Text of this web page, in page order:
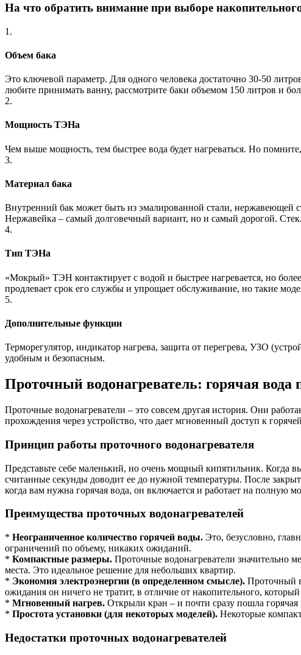
На что обратить внимание при выборе
1.
Объем бака
Это ключевой параметр. Для одного человека достаточно 30-50
любите принимать ванну, рассмотрите баки объемом 150 литров и
2.
Мощность ТЭНа
Чем выше мощность, тем быстрее вода будет нагреваться. Но
3.
Материал бака
Внутренний бак может быть из эмалированной стали, нержавеющей
Нержавейка – самый долговечный вариант, но и самый дорогой.
4.
Тип ТЭНа
«Мокрый» ТЭН контактирует с водой и быстрее нагревается, но
продлевает срок его службы и упрощает обслуживание, но такие
5.
Дополнительные функции
Терморегулятор, индикатор нагрева, защита от перегрева, УЗО
удобным и безопасным.
Проточный водонагреватель: горячая вода
Проточные водонагреватели – это совсем другая история. Они
прохождения через устройство, что дает мгновенный доступ к
Принцип работы проточного водонагревателя
Представьте себе маленький, но очень мощный кипятильник. Когда
считанные секунды доводит ее до нужной температуры. После
когда вам нужна горячая вода, он включается и работает на полную
Преимущества проточных водонагревателей
* Неограниченное количество горячей воды. Это, безусловно,
ограничений по объему, никаких ожиданий.
* Компактные размеры. Проточные водонагреватели значительно
места. Это идеальное решение для небольших квартир.
* Экономия электроэнергии (в определенном смысле). Проточный
ожидания он ничего не тратит, в отличие от накопительного,
* Мгновенный нагрев. Открыли кран – и почти сразу пошла
* Простота установки (для некоторых моделей). Некоторые
Недостатки проточных водонагревателей